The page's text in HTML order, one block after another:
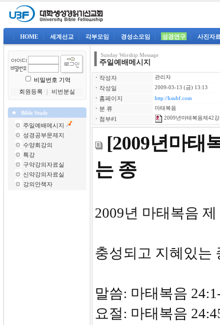
HOME 세계선교 각부모임 경성소모임 성경연구 사진자
비밀번호 기억
회원등록
비번분실
Bible Study
주일예배메시지
성경공부문제지
수양회강의
특강
구약강의자료실
신약강의자료실
강의안책자
Sunday Worship Message
주일예배메시지
ㆍ 작성자 관리자
ㆍ 작성일 2009-03-13 (금) 13:13
ㆍ 홈페이지 http://ksubf.com
ㆍ 분 류 마태복음
ㆍ 첨부#1 2009년마태복음제42
[2009년마태
는 종
2009년 마태복음 제
충성되고 지혜있는
말씀: 마태복음
요절: 마태복음